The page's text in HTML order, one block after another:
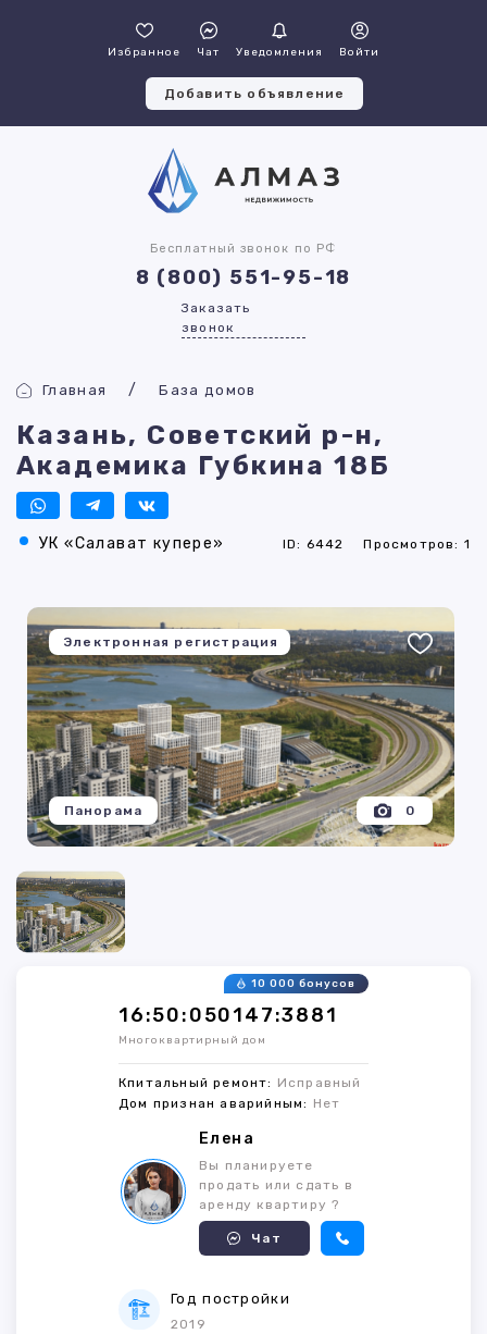
Избранное Чат Уведомления Войти
Добавить объявление
Бесплатный звонок по РФ
8 (800) 551-95-18
Заказать
звонок
Главная База домов
Казань, Советский р-н,
Академика Губкина 18Б
УК «Салават купере» ID: 6442 Просмотров: 1
Электронная регистрация
0
Панорама
16:50:050147:3881
10 000 бонусов
Многоквартирный дом
Кпитальный ремонт: Исправный
Дом признан аварийным: Нет
Елена
Вы планируете
продать или сдать в
аренду квартиру ?
Чат
Год постройки
2019